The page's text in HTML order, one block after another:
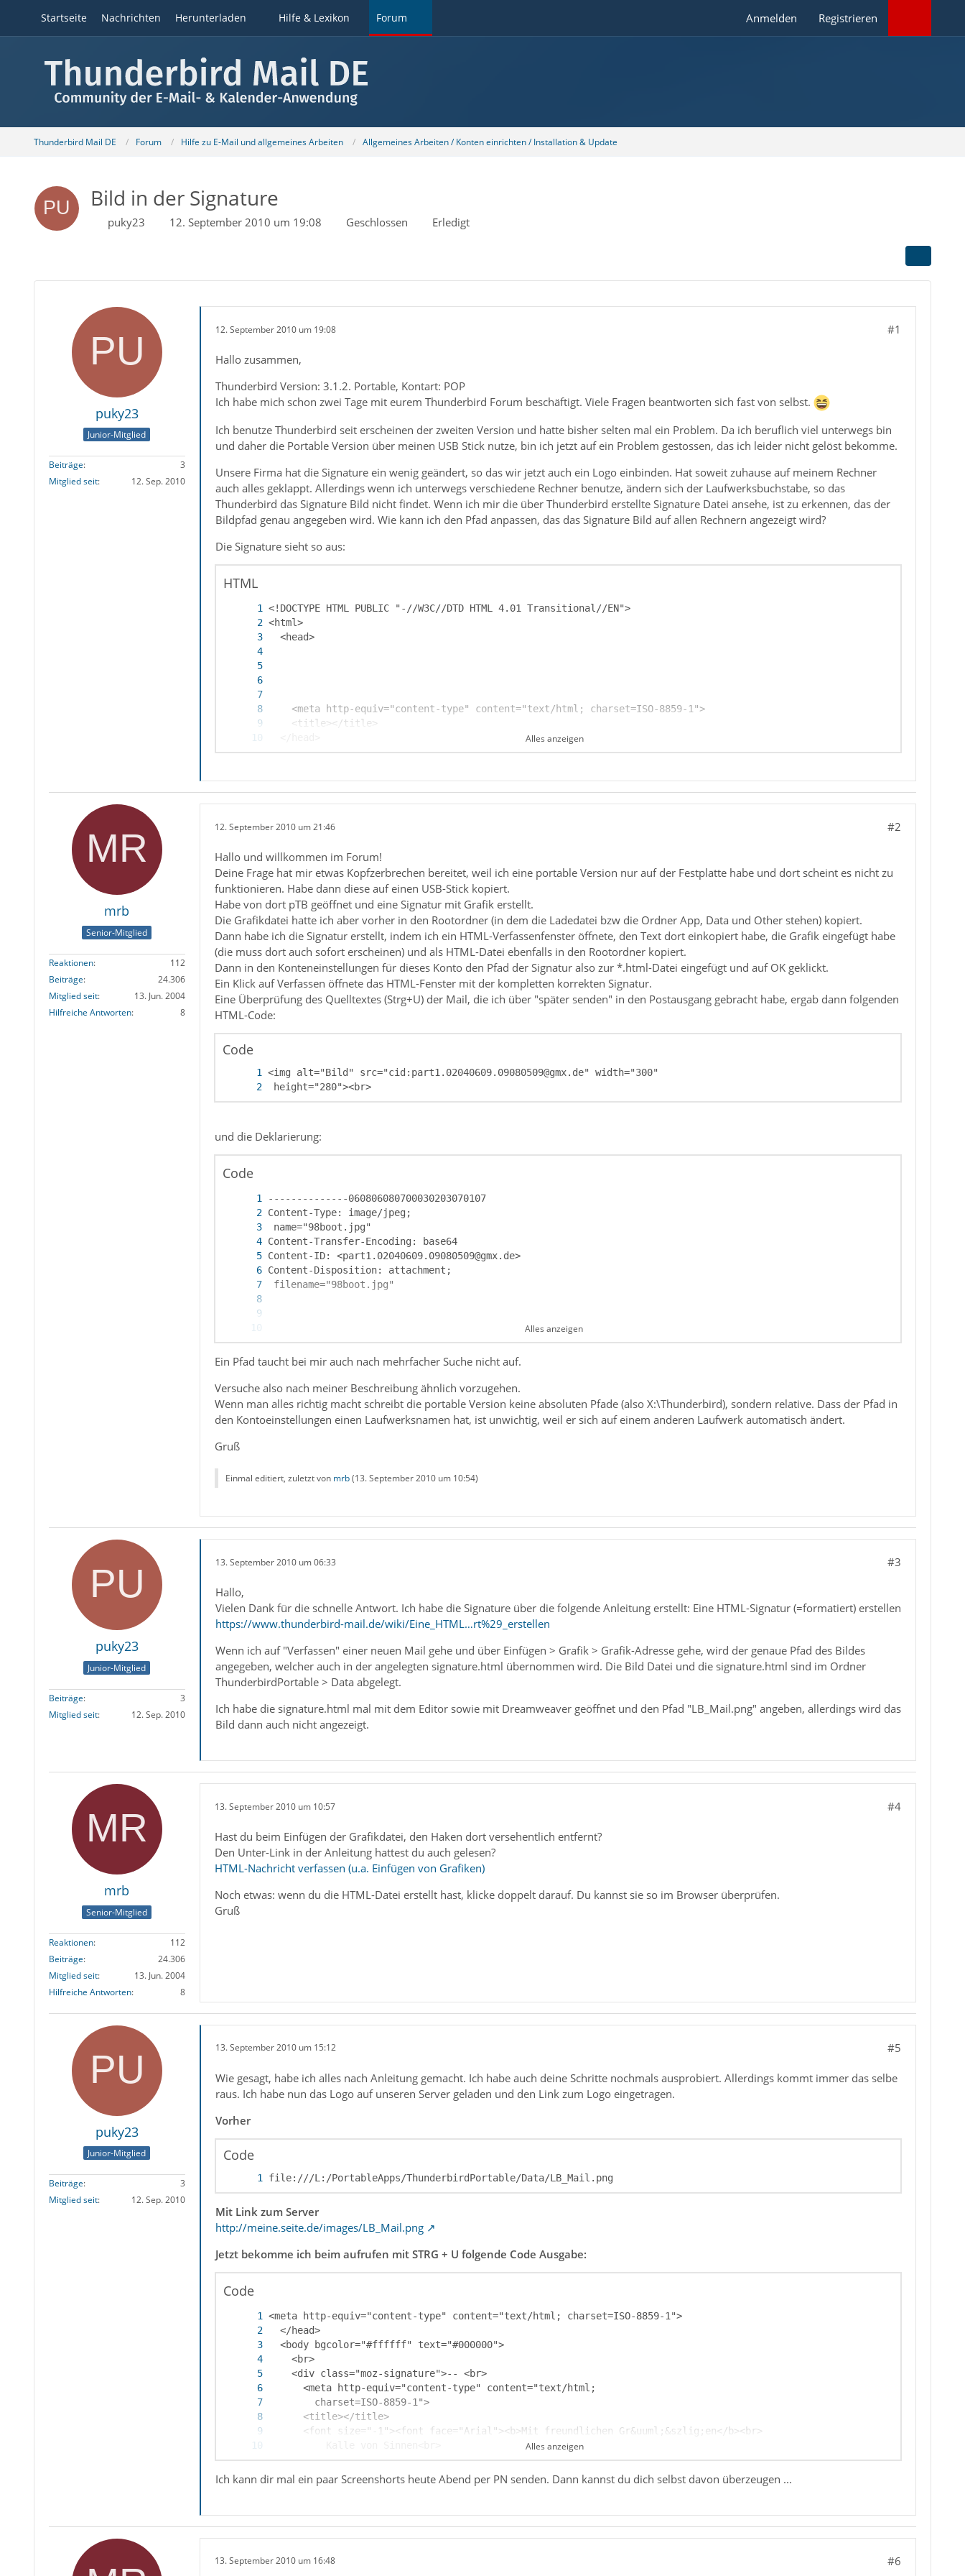
Startseite Nachrichten Herunterladen Hilfe & Lexikon Forum Anmelden Registrieren
Thunderbird Mail DE Forum Hilfe zu E-Mail und allgemeines Arbeiten Allgemeines Arbeiten / Konten einrichten / Installation & Update
Bild in der Signature
puky23 12. September 2010 um 19:08 Geschlossen Erledigt
puky23
Junior-Mitglied
Beiträge
3
Mitglied seit
12. Sep. 2010
12. September 2010 um 19:08 #1
Hallo zusammen,
Thunderbird Version: 3.1.2. Portable, Kontart: POP
Ich habe mich schon zwei Tage mit eurem Thunderbird Forum beschäftigt. Viele Fragen beantworten sich fast von selbst.
Ich benutze Thunderbird seit erscheinen der zweiten Version und hatte bisher selten mal ein Problem. Da ich beruflich viel unterwegs bin
und daher die Portable Version über meinen USB Stick nutze, bin ich jetzt auf ein Problem gestossen, das ich leider nicht gelöst bekomme.
Unsere Firma hat die Signature ein wenig geändert, so das wir jetzt auch ein Logo einbinden. Hat soweit zuhause auf meinem Rechner
auch alles geklappt. Allerdings wenn ich unterwegs verschiedene Rechner benutze, ändern sich der Laufwerksbuchstabe, so das
Thunderbird das Signature Bild nicht findet. Wenn ich mir die über Thunderbird erstellte Signature Datei ansehe, ist zu erkennen, das der
Bildpfad genau angegeben wird. Wie kann ich den Pfad anpassen, das das Signature Bild auf allen Rechnern angezeigt wird?
Die Signature sieht so aus:
HTML
<!DOCTYPE HTML PUBLIC "-//W3C//DTD HTML 4.01 Transitional//EN">
<html>
  <head>
    <meta http-equiv="content-type" content="text/html; charset=ISO-8859-1">
  <body bgcolor="#ffffff" text="#000000">
          Gr&uuml;&szlig;en</b><br>
Karl von Sinnen<br>
        <b>Unsere Firma</b><br>
        <br>
      </font></font>
  </body>
</html>
Alles anzeigen
mrb
Senior-Mitglied
Reaktionen
112
Beiträge
24.306
Mitglied seit
13. Jun. 2004
Hilfreiche Antworten
8
12. September 2010 um 21:46 #2
Hallo und willkommen im Forum!
Deine Frage hat mir etwas Kopfzerbrechen bereitet, weil ich eine portable Version nur auf der Festplatte habe und dort scheint es nicht zu
funktionieren. Habe dann diese auf einen USB-Stick kopiert.
Habe von dort pTB geöffnet und eine Signatur mit Grafik erstellt.
Die Grafikdatei hatte ich aber vorher in den Rootordner (in dem die Ladedatei bzw die Ordner App, Data und Other stehen) kopiert.
Dann habe ich die Signatur erstellt, indem ich ein HTML-Verfassenfenster öffnete, den Text dort einkopiert habe, die Grafik eingefügt habe
(die muss dort auch sofort erscheinen) und als HTML-Datei ebenfalls in den Rootordner kopiert.
Dann in den Konteneinstellungen für dieses Konto den Pfad der Signatur also zur *.html-Datei eingefügt und auf OK geklickt.
Ein Klick auf Verfassen öffnete das HTML-Fenster mit der kompletten korrekten Signatur.
Eine Überprüfung des Quelltextes (Strg+U) der Mail, die ich über "später senden" in den Postausgang gebracht habe, ergab dann folgenden
HTML-Code:
Code
height="280"><br>
und die Deklarierung:
Code
--------------060806080700030203070107
Content-Transfer-Encoding: base64
Content-ID: <part1.02040609.09080509@gmx.de>
bm5ubm5ubm5ubm5ubm5ubm5ubm5ubm5ubm usw. usw..........
Alles anzeigen
Ein Pfad taucht bei mir auch nach mehrfacher Suche nicht auf.
Versuche also nach meiner Beschreibung ähnlich vorzugehen.
Wenn man alles richtig macht schreibt die portable Version keine absoluten Pfade (also X:\Thunderbird), sondern relative. Dass der Pfad in
den Kontoeinstellungen einen Laufwerksnamen hat, ist unwichtig, weil er sich auf einem anderen Laufwerk automatisch ändert.
Gruß
Einmal editiert, zuletzt von mrb(13. September 2010 um 10:54)
puky23
Junior-Mitglied
Beiträge
3
Mitglied seit
12. Sep. 2010
13. September 2010 um 06:33 #3
Hallo,
Vielen Dank für die schnelle Antwort. Ich habe die Signature über die folgende Anleitung erstellt: Eine HTML-Signatur (=formatiert) erstellen
https://www.thunderbird-mail.de/wiki/Eine_HTML…rt%29_erstellen
Wenn ich auf "Verfassen" einer neuen Mail gehe und über Einfügen > Grafik > Grafik-Adresse gehe, wird der genaue Pfad des Bildes
angegeben, welcher auch in der angelegten signature.html übernommen wird. Die Bild Datei und die signature.html sind im Ordner
ThunderbirdPortable > Data abgelegt.
Ich habe die signature.html mal mit dem Editor sowie mit Dreamweaver geöffnet und den Pfad "LB_Mail.png" angeben, allerdings wird das
Bild dann auch nicht angezeigt.
mrb
Senior-Mitglied
Reaktionen
112
Beiträge
24.306
Mitglied seit
13. Jun. 2004
Hilfreiche Antworten
8
13. September 2010 um 10:57 #4
Hast du beim Einfügen der Grafikdatei, den Haken dort versehentlich entfernt?
Den Unter-Link in der Anleitung hattest du auch gelesen?
HTML-Nachricht verfassen (u.a. Einfügen von Grafiken)
Noch etwas: wenn du die HTML-Datei erstellt hast, klicke doppelt darauf. Du kannst sie so im Browser überprüfen.
Gruß
puky23
Junior-Mitglied
Beiträge
3
Mitglied seit
12. Sep. 2010
13. September 2010 um 15:12 #5
Wie gesagt, habe ich alles nach Anleitung gemacht. Ich habe auch deine Schritte nochmals ausprobiert. Allerdings kommt immer das selbe
raus. Ich habe nun das Logo auf unseren Server geladen und den Link zum Logo eingetragen.
Vorher
Code
file:///L:/PortableApps/ThunderbirdPortable/Data/LB_Mail.png
Mit Link zum Server
http://meine.seite.de/images/LB_Mail.png
Jetzt bekomme ich beim aufrufen mit STRG + U folgende Code Ausgabe:
Code
<meta http-equiv="content-type" content="text/html; charset=ISO-8859-1">
  </head>
  <body bgcolor="#ffffff" text="#000000">
    <br>
    <div class="moz-signature">-- <br>
        charset=ISO-8859-1">
      <title></title>
          <br>
            width="283"><br>
Alles anzeigen
Ich kann dir mal ein paar Screenshorts heute Abend per PN senden. Dann kannst du dich selbst davon überzeugen ...
13. September 2010 um 16:48 #6